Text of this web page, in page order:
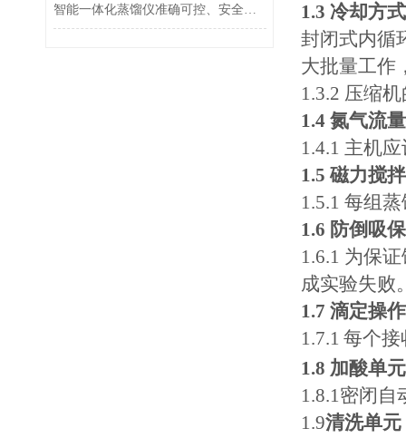
1.3 冷却方式
封闭式内循
大批量工作
1.3.2 压缩
1.4 氮气流
1.4.1 主机
1.5 磁力搅
1.5.1 每组
1.6 防倒吸
1.6.1 为保
成实验失败
1.7 滴定操
1.7.1 每个接
1.8 加酸单元
1.8.1密闭自
1.9清洗单元
智能一体化蒸馏仪准确可控、安全可靠